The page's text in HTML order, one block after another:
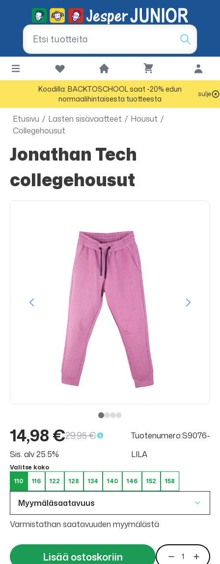
Koodilla: BACKTOSCHOOL saat -20% edun
normaalihintaisesta tuotteesta
sulje
Etusivu / Lasten sisävaatteet / Housut /
Collegehousut
Jonathan Tech
collegehousut
14,98 €29,95 €
Sis. alv 25.5%
Tuotenumero:S9076-
LILA
Valitse koko
110
116 122 128 134 140 146 152 158
Myymäläsaatavuus
Varmistathan saatavuuden myymälästä
Lisää ostoskoriin